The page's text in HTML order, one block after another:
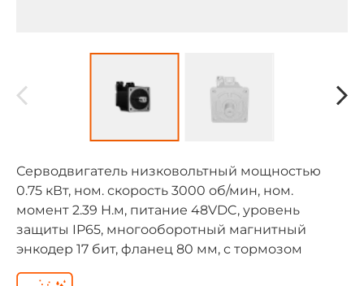
Серводвигатель низковольтный мощностью
0.75 кВт, ном. скорость 3000 об/мин, ном.
момент 2.39 Н.м, питание 48VDC, уровень
защиты IP65, многооборотный магнитный
энкодер 17 бит, фланец 80 мм, с тормозом